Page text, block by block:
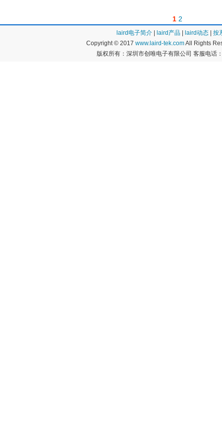
1 2
laird电子简介 laird产品 laird动态
按
Copyright © 2017 www.laird-tek.comAll Rights
版权所有：深圳市创唯电子有限公司 客服电话